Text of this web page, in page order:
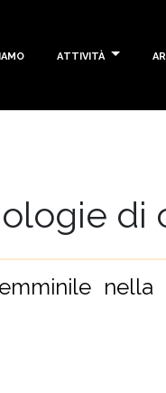
Attività
di
nella